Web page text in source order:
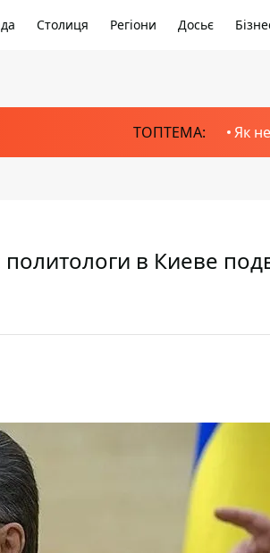
Столиця Регіони Досьє
ТОПТЕМА: Як
в Киеве